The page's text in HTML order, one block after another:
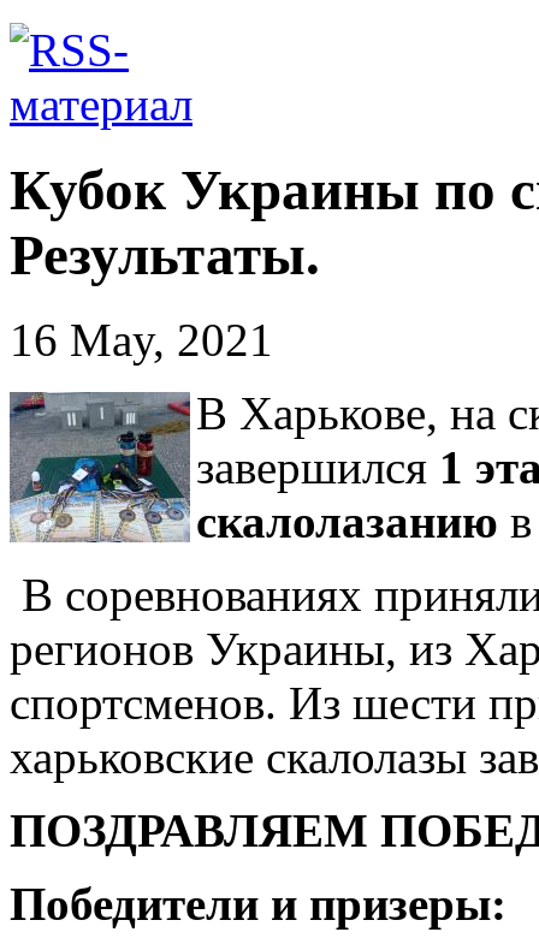
Кубок Украины по
Результаты.
16 May, 2021
В Харькове, на
завершился 1
скалолазанию
В соревнованиях
регионов Украины, из
спортсменов. Из шести
харьковские скалолазы
ПОЗДРАВЛЯЕМ
Победители и призеры: